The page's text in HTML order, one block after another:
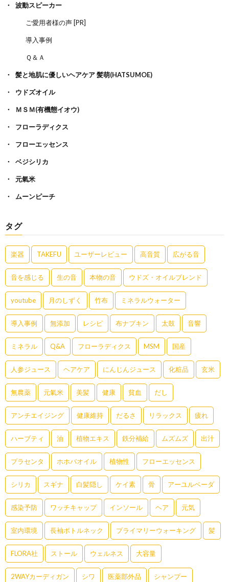
波動スピーカー
ご愛用者様の声 [PR]
導入事例
Ｑ＆Ａ
髪と地肌に優しいヘアケア 髪萌(HATSUMOE)
ウドズオイル
ＭＳＭ(有機態イオウ)
フローラディクス
フローエッセンス
ベジシリカ
元氣米
ムーンピーチ
タグ
楽器 TAKEFU ユーザーレビュー 高音質 広がる音
音を感じる 生の音 本物の音 ウドズ・オイルブレンド
youtube 月のしずく 竹布 ミネラルウォーター
導入事例 無添加 レシピ 布ナプキン 太鼓 音響
ミネラル Q&A フローラディクス MSM 国産
人参ジュース ヘアケア にんじんジュース 化粧品 玄米
無農薬 元氣米 美髪 健康 貧血 だし
アンチエイジング 健康維持 だるさ リラックス 疲れ
ハーブティ 油 植物エキス 鉄分補給 ムズムズ 出汁
プラセンタ ホホバオイル 植物性 フローエッセンス
シリカ スギナ 白髪隠し ケイ素 骨 アーユルベーダ
感染予防 ワッチキャップ インソール ヘア 元気
室内環境 長袖ボトルネック プライマリーウォーキング 髪
FLORA社 ストール ウェルネス 大容量
2WAYカーディガン シワ 医薬部外品 シャンプー